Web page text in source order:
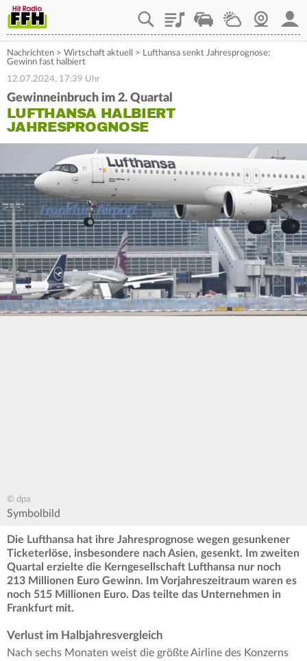
PlaylistStaupilotWetterWebcam
Nachrichten > Wirtschaft aktuell > Lufthansa senkt Jahresprognose:
Gewinn fast halbiert
12.07.2024, 17:39 Uhr
Gewinneinbruch im 2. Quartal
LUFTHANSA HALBIERT
JAHRESPROGNOSE
© dpa
Symbolbild
Die Lufthansa hat ihre Jahresprognose wegen gesunkener
Ticketerlöse, insbesondere nach Asien, gesenkt. Im zweiten
Quartal erzielte die Kerngesellschaft Lufthansa nur noch
213 Millionen Euro Gewinn. Im Vorjahreszeitraum waren es
noch 515 Millionen Euro. Das teilte das Unternehmen in
Frankfurt mit.
Verlust im Halbjahresvergleich
Nach sechs Monaten weist die größte Airline des Konzerns